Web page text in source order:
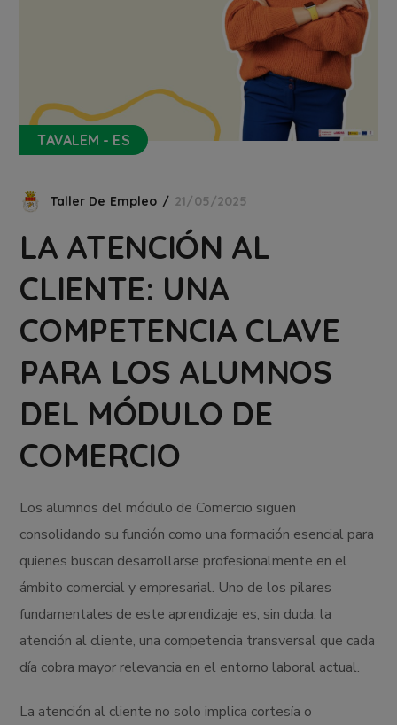
TAVALEM - ES
Taller De Empleo 21/05/2025
LA ATENCIÓN AL
CLIENTE: UNA
COMPETENCIA CLAVE
PARA LOS ALUMNOS
DEL MÓDULO DE
COMERCIO
Los alumnos del módulo de Comercio siguen
consolidando su función como una formación esencial para
quienes buscan desarrollarse profesionalmente en el
ámbito comercial y empresarial. Uno de los pilares
fundamentales de este aprendizaje es, sin duda, la
atención al cliente, una competencia transversal que cada
día cobra mayor relevancia en el entorno laboral actual.
La atención al cliente no solo implica cortesía o